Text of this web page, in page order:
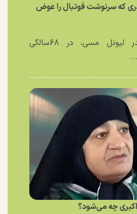
که سرنوشت فوتبال را عوض
خورخه مسی، پدر لیونل مسی، در ۶۸سالگی
چه می‌شود؟